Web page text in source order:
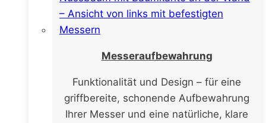
Messeraufbewahrung
Funktionalität und Design – für eine
griffbereite, schonende Aufbewahrung
Ihrer Messer und eine natürliche, klare